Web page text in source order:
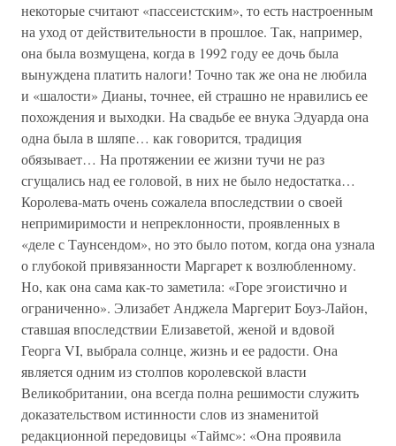
некоторые считают «пассеистским», то есть настроенным
на уход от действительности в прошлое. Так, например,
она была возмущена, когда в 1992 году ее дочь была
вынуждена платить налоги! Точно так же она не любила
и «шалости» Дианы, точнее, ей страшно не нравились ее
похождения и выходки. На свадьбе ее внука Эдуарда она
одна была в шляпе… как говорится, традиция
обязывает… На протяжении ее жизни тучи не раз
сгущались над ее головой, в них не было недостатка…
Королева-мать очень сожалела впоследствии о своей
непримиримости и непреклонности, проявленных в
«деле с Таунсендом», но это было потом, когда она узнала
о глубокой привязанности Маргарет к возлюбленному.
Но, как она сама как-то заметила: «Горе эгоистично и
ограниченно». Элизабет Анджела Маргерит Боуз-Лайон,
ставшая впоследствии Елизаветой, женой и вдовой
Георга VI, выбрала солнце, жизнь и ее радости. Она
является одним из столпов королевской власти
Великобритании, она всегда полна решимости служить
доказательством истинности слов из знаменитой
редакционной передовицы «Таймс»: «Она проявила